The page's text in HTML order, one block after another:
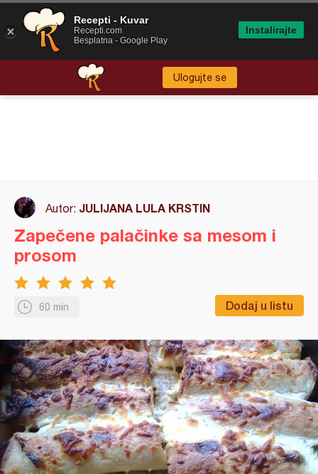
Ulogujte se
Autor: JULIJANA LULA KRSTIN
60 min Dodaj u listu
Zapečene palačinke sa mesom i
prosom
Recepti - Kuvar
Recepti.com
Besplatna - Google Play
Instalirajte